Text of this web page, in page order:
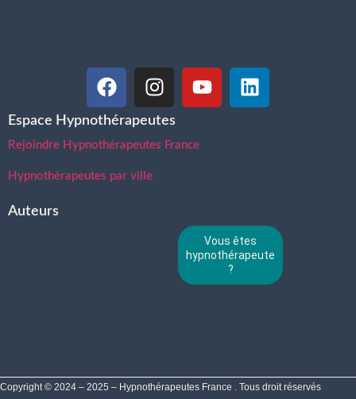
Espace Hypnothérapeutes
Rejoindre Hypnothérapeutes France
Hypnothérapeutes par ville
Auteurs
Vous êtes
hypnothérapeute
?
Copyright © 2024 – 2025 – Hypnothérapeutes France . Tous droit réservés